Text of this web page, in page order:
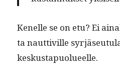
Kenelle se on etu? Ei
ta naut­tiville
keskustapuolueelle.